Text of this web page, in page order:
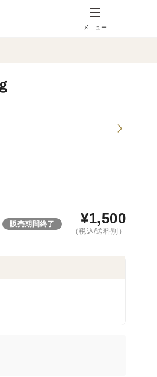
メニュー
販売期間終了 ¥1,500
（税込/送料別）